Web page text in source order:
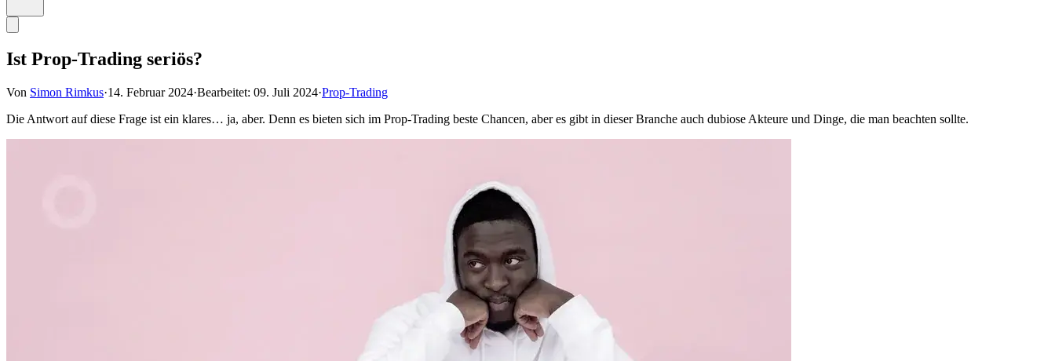
Ist Prop-Trading seriös?
Von Simon Rimkus·14. Februar 2024·Bearbeitet: 09. Juli 2024·Prop-Trading
Die Antwort auf diese Frage ist ein klares… ja, aber. Denn es bieten sich im Prop-Trading beste Chancen, aber es gibt in dieser Branche auch dubiose Akteure und Dinge, die man beachten sollte.